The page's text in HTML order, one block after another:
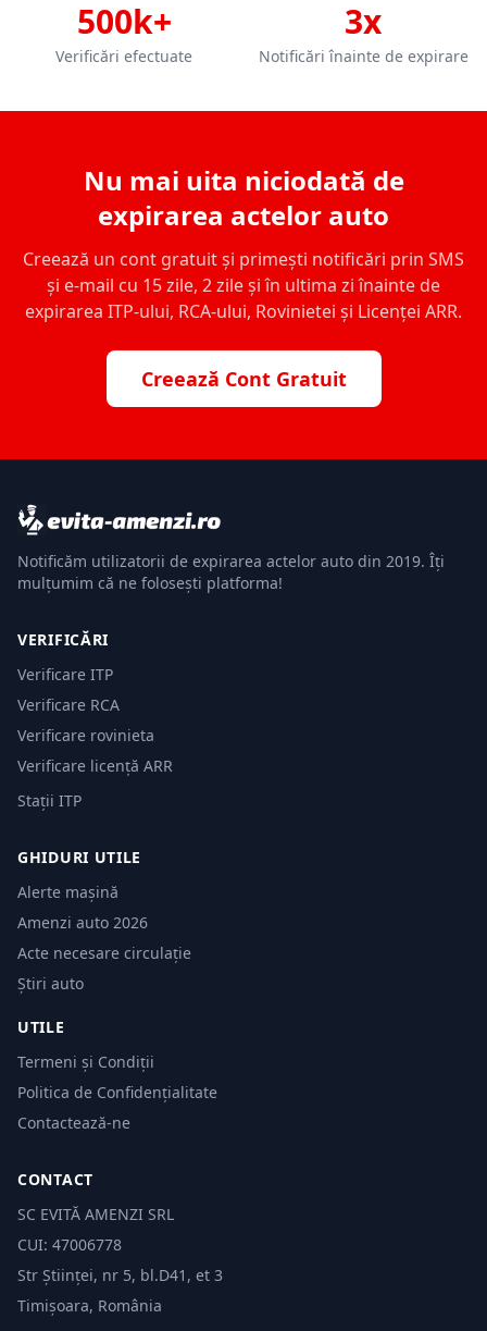
500k+
Verificări efectuate
3x
Notificări înainte de expirare
Nu mai uita niciodată de
expirarea actelor auto
Creează un cont gratuit și primești notificări prin SMS
și e-mail cu 15 zile, 2 zile și în ultima zi înainte de
expirarea ITP-ului, RCA-ului, Rovinietei și Licenței ARR.
Creează Cont Gratuit
Notificăm utilizatorii de expirarea actelor auto din 2019. Îți
mulțumim că ne folosești platforma!
VERIFICĂRI
Verificare ITP
Verificare RCA
Verificare rovinieta
Verificare licență ARR
Stații ITP
GHIDURI UTILE
Alerte mașină
Amenzi auto 2026
Acte necesare circulație
Știri auto
UTILE
Termeni și Condiții
Politica de Confidențialitate
Contactează-ne
CONTACT
SC EVITĂ AMENZI SRL
CUI: 47006778
Str Științei, nr 5, bl.D41, et 3
Timișoara, România